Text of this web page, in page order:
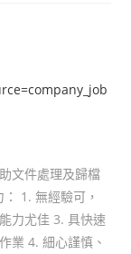
文件處理及歸檔
1. 無經驗可，
力尤佳 3. 具快速
業 4. 細心謹慎、